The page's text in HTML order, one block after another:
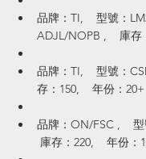
品牌：TI,    型號：
ADJL/NOPB ,    庫
品牌：TI,    型號：
存：150,    年份：20+
品牌：ON/FSC ,
庫存：220,    年份：